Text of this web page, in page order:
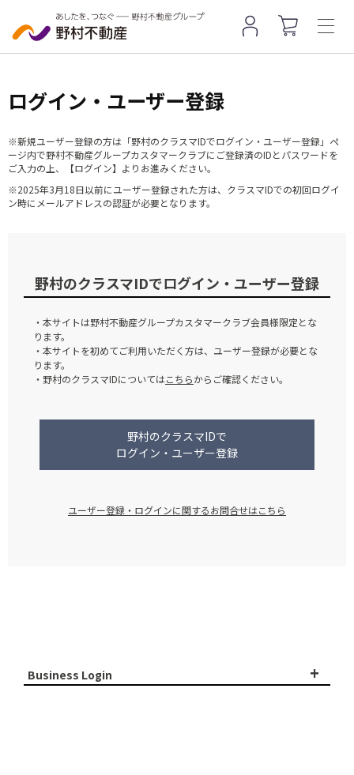
ログイン・ユーザー登録
※新規ユーザー登録の方は「野村のクラスマIDでログイン・ユーザー登録」ペ
ージ内で野村不動産グループカスタマークラブにご登録済のIDとパスワードを
ご入力の上、【ログイン】よりお進みください。
※2025年3月18日以前にユーザー登録された方は、クラスマIDでの初回ログイ
ン時にメールアドレスの認証が必要となります。
野村のクラスマIDでログイン・ユーザー登録
・本サイトは野村不動産グループカスタマークラブ会員様限定とな
ります。
・本サイトを初めてご利用いただく方は、ユーザー登録が必要とな
ります。
・野村のクラスマIDについてはこちらからご確認ください。
野村のクラスマIDで
ログイン・ユーザー登録
ユーザー登録・ログインに関するお問合せはこちら
Business Login +